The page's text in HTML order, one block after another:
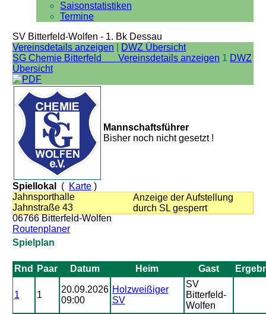
Saisonstatistiken
Termine
SV Bitterfeld-Wolfen - 1. Bk Dessau
Vereinsdetails anzeigen
DWZ Übersicht
SG Chemie Bitterfeld Vereinsdetails anzeigen 1 DWZ
Übersicht
Mannschaftsführer
Bisher noch nicht gesetzt !
Spiellokal ( Karte)
Jahnsporthalle
Jahnstraße 43
06766 Bitterfeld-Wolfen
Routenplaner
Anzeige der Aufstellung
durch SL gesperrt
Spielplan
Rnd Paar Datum Heim Gast
1 1
20.09.2026
09:00
Holzweißiger
SV
SV
Bitterfeld-
Wolfen